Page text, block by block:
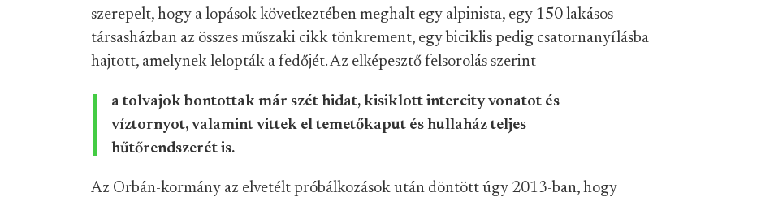
szerepelt, hogy a lopások következtében meghalt egy alpinista, egy 150 lakásos
társasházban az összes műszaki cikk tönkrement, egy biciklis pedig csatornanyílásba
hajtott, amelynek lelopták a fedőjét. Az elképesztő felsorolás szerint
a tolvajok bontottak már szét hidat, kisiklott intercity vonatot és
víztornyot, valamint vittek el temetőkaput és hullaház teljes
hűtőrendszerét is.
Az Orbán-kormány az elvetélt próbálkozások után döntött úgy 2013-ban, hogy